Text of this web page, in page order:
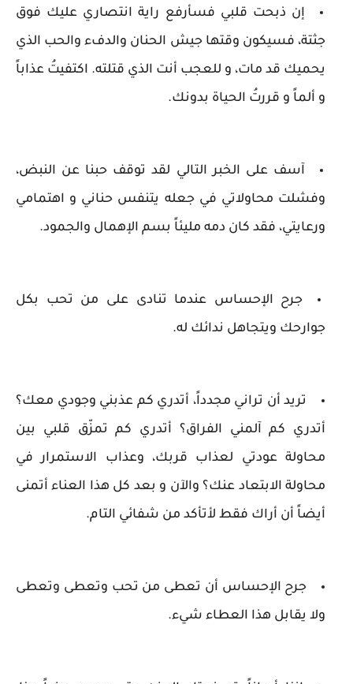
إن ذبحت قلبي فسأرفع راية انتصاري عليك فوق
جثتة، فسيكون وقتها جيش الحنان والدفء والحب الذي
يحميك قد مات، و للعجب أنت الذي قتلته. اكتفيتُ عذاباً
و ألماً و قررتُ الحياة بدونك.
آسف على الخبر التالي لقد توقف حبنا عن النبض،
وفشلت محاولاتي في جعله يتنفس حناني و اهتمامي
ورعايتي، فقد كان دمه مليئاً بسم الإهمال والجمود.
جرح الإحساس عندما تنادى على من تحب بكل
جوارحك ويتجاهل ندائك له.
تريد أن تراني مجدداً، أتدري كم عذبني وجودي معك؟
أتدري كم آلمني الفراق؟ أتدري كم تمزّق قلبي بين
محاولة عودتي لعذاب قربك، وعذاب الاستمرار في
محاولة الابتعاد عنك؟ والآن و بعد كل هذا العناء أتمنى
أيضاً أن أراك فقط لأتأكد من شفائي التام.
جرح الإحساس أن تعطى من تحب وتعطى وتعطى
ولا يقابل هذا العطاء شيء.